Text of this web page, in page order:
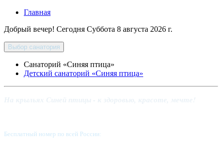
Главная
Добрый вечер! Сегодня Суббота 8 августа 2026 г.
Выбор санатория
Санаторий «Синяя птица»
Детский санаторий «Синяя птица»
Бесплатный номер по всей России: